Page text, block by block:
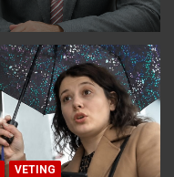
VETING